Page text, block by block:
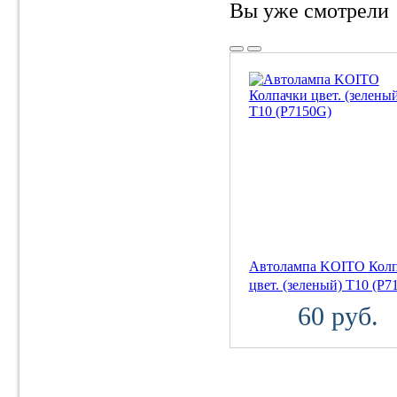
Вы уже смотрели
Автолампа KOITO
цвет. (зеленый) T10
60 руб.